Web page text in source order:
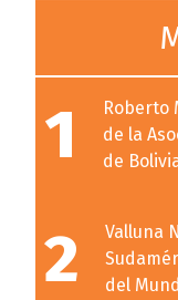
1
Roberto
de la
de
2
Valluna
del